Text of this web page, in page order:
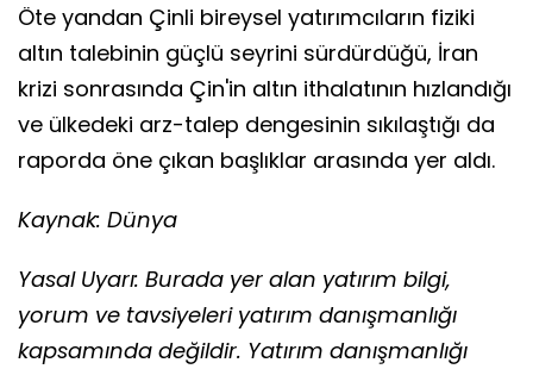
Öte yandan Çinli bireysel yatırımcıların fiziki
altın talebinin güçlü seyrini sürdürdüğü, İran
krizi sonrasında Çin'in altın ithalatının hızlandığı
ve ülkedeki arz-talep dengesinin sıkılaştığı da
raporda öne çıkan başlıklar arasında yer aldı.
Kaynak: Dünya
Yasal Uyarı: Burada yer alan yatırım bilgi,
yorum ve tavsiyeleri yatırım danışmanlığı
kapsamında değildir. Yatırım danışmanlığı